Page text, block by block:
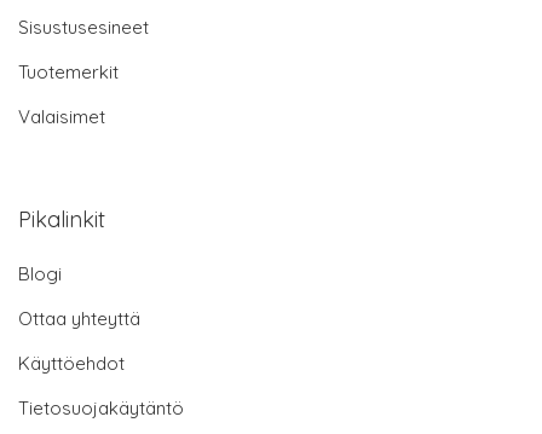
Sisustusesineet
Tuotemerkit
Valaisimet
Pikalinkit
Blogi
Ottaa yhteyttä
Käyttöehdot
Tietosuojakäytäntö